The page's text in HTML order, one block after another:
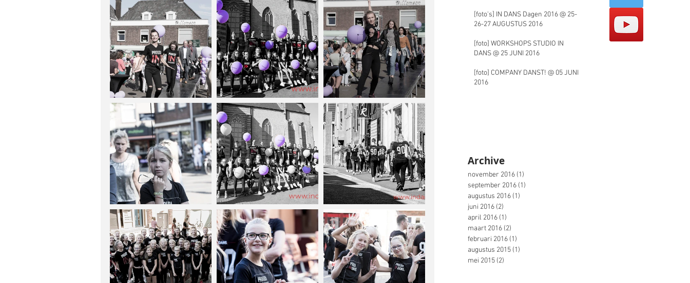
[foto's] IN DANS Dagen 2016 @ 25-
26-27 AUGUSTUS 2016
[foto] WORKSHOPS STUDIO IN
DANS @ 25 JUNI 2016
[foto] COMPANY DANST! @ 05 JUNI
2016
Archive
november 2016 (1)
september 2016 (1)
augustus 2016 (1)
juni 2016 (2)
april 2016 (1)
maart 2016 (2)
februari 2016 (1)
augustus 2015 (1)
mei 2015 (2)